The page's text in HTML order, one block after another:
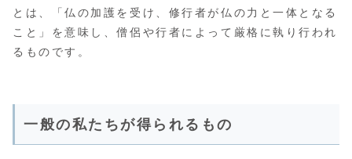
とは、「仏の加護を受け、修行者が仏の力と一体となる
こと」を意味し、僧侶や行者によって厳格に執り行われ
るものです。
一般の私たちが得られるもの